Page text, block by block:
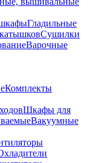
Гладильные
Сушилки
Варочные
Комплекты
Шкафы для
Вакуумные